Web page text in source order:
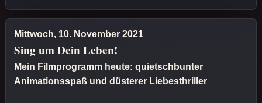
Mittwoch, 10. November 2021
Sing um Dein Leben!
Mein Filmprogramm heute: quietschbunter
Animationsspaß und düsterer Liebesthriller